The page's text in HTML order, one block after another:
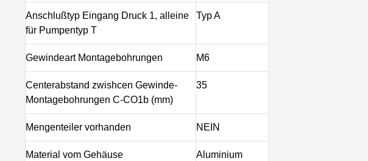
Anschlußtyp Eingang Druck 1, alleine
für Pumpentyp T
Typ A
Gewindeart Montagebohrungen M6
Centerabstand zwishcen Gewinde-
Montagebohrungen C-CO1b (mm)
35
Mengenteiler vorhanden NEIN
Material vom Gehäuse Aluminium